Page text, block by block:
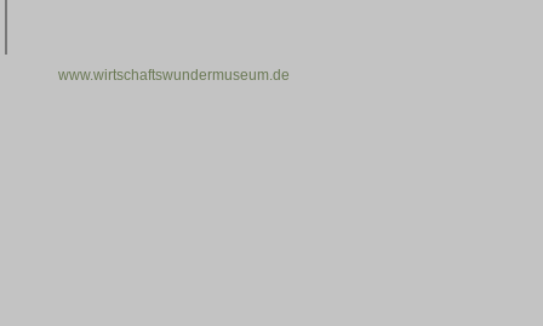
www.wirtschaftswundermuseum.de